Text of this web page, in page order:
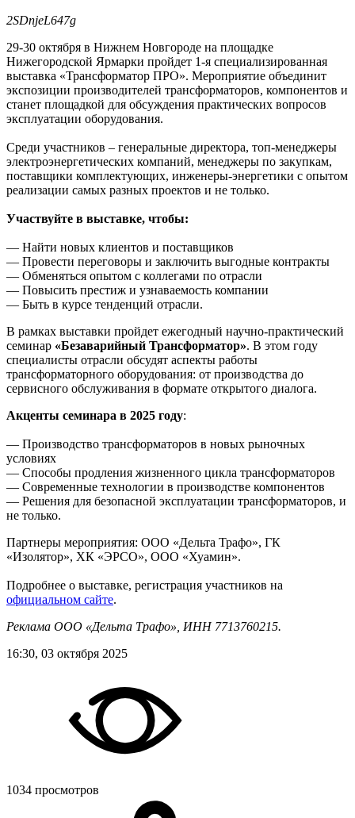
2SDnjeL647g
29-30 октября в Нижнем Новгороде на площадке
Нижегородской Ярмарки пройдет 1-я специализированная
выставка «Трансформатор ПРО». Мероприятие объединит
экспозиции производителей трансформаторов, компонентов и
станет площадкой для обсуждения практических вопросов
эксплуатации оборудования.
Среди участников – генеральные директора, топ-менеджеры
электроэнергетических компаний, менеджеры по закупкам,
поставщики комплектующих, инженеры-энергетики с опытом
реализации самых разных проектов и не только.
Участвуйте в выставке, чтобы:
— Найти новых клиентов и поставщиков
— Провести переговоры и заключить выгодные контракты
— Обменяться опытом с коллегами по отрасли
— Повысить престиж и узнаваемость компании
— Быть в курсе тенденций отрасли.
В рамках выставки пройдет ежегодный научно-практический
семинар «Безаварийный Трансформатор». В этом году
специалисты отрасли обсудят аспекты работы
трансформаторного оборудования: от производства до
сервисного обслуживания в формате открытого диалога.
Акценты семинара в 2025 году:
— Производство трансформаторов в новых рыночных
условиях
— Способы продления жизненного цикла трансформаторов
— Современные технологии в производстве компонентов
— Решения для безопасной эксплуатации трансформаторов, и
не только.
Партнеры мероприятия: ООО «Дельта Трафо», ГК
«Изолятор», ХК «ЭРСО», ООО «Хуамин».
Подробнее о выставке, регистрация участников на
официальном сайте.
Реклама ООО «Дельта Трафо», ИНН 7713760215.
16:30, 03 октября 2025
1034 просмотров